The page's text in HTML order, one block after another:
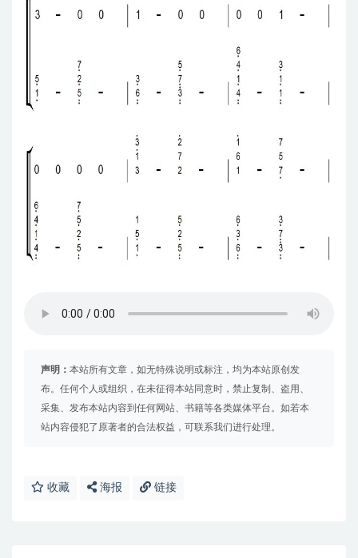
声明： 本站所有文章，如无特殊说明或标注，均为本站原创发
布。任何个人或组织，在未征得本站同意时，禁止复制、盗用、
采集、发布本站内容到任何网站、书籍等各类媒体平台。如若本
站内容侵犯了原著者的合法权益，可联系我们进行处理。
收藏 海报 链接